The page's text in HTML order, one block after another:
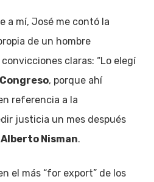
a mí, José me contó la
de un hombre
claras: “Lo elegí
Congreso, porque ahí
referencia a la
justicia un mes después
Alberto Nisman.
el más “for export” de los